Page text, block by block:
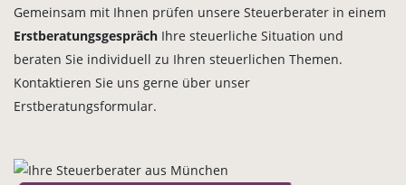
Gemeinsam mit Ihnen prüfen unsere Steuerberater in einem
Erstberatungsgespräch Ihre steuerliche Situation und
beraten Sie individuell zu Ihren steuerlichen Themen.
Kontaktieren Sie uns gerne über unser
Erstberatungsformular.